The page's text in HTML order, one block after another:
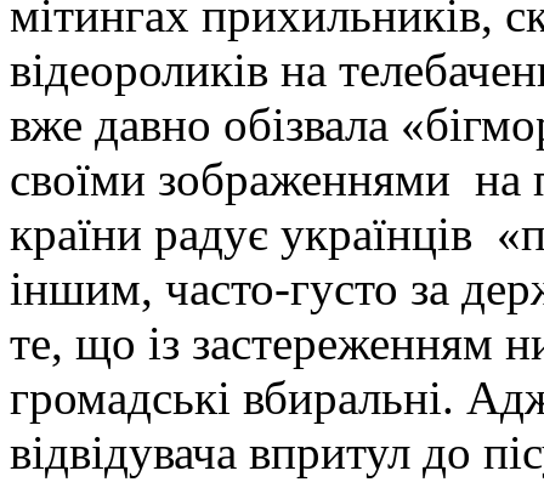
мітингах прихильників,
відеороликів на
вже давно обізвала
своїми зображеннями на
країни радує українців
іншим, часто-густо за
те, що із застереженням
громадські вбиральні.
відвідувача впритул до